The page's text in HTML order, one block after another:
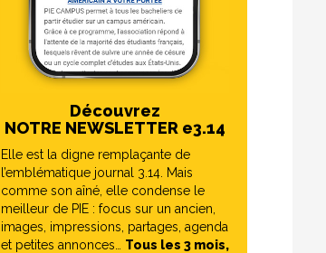
Découvrez
NOTRE NEWSLETTER e3.14
Elle est la digne remplaçante de
l’emblématique journal 3.14. Mais
comme son aîné, elle condense le
meilleur de PIE : focus sur un ancien,
images, impressions, partages, agenda
et petites annonces… Tous les 3 mois,